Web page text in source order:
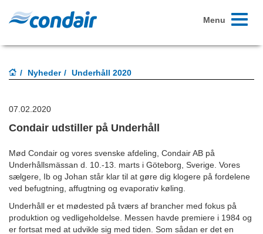
Toggle
Menu
Nyheder Underhåll 2020
07.02.2020
Condair udstiller på Underhåll
Mød Condair og vores svenske afdeling, Condair AB på
Underhållsmässan d. 10.-13. marts i Göteborg, Sverige. Vores
sælgere, Ib og Johan står klar til at gøre dig klogere på fordelene
ved befugtning, affugtning og evaporativ køling.
Underhåll er et mødested på tværs af brancher med fokus på
produktion og vedligeholdelse. Messen havde premiere i 1984 og
er fortsat med at udvikle sig med tiden. Som sådan er det en